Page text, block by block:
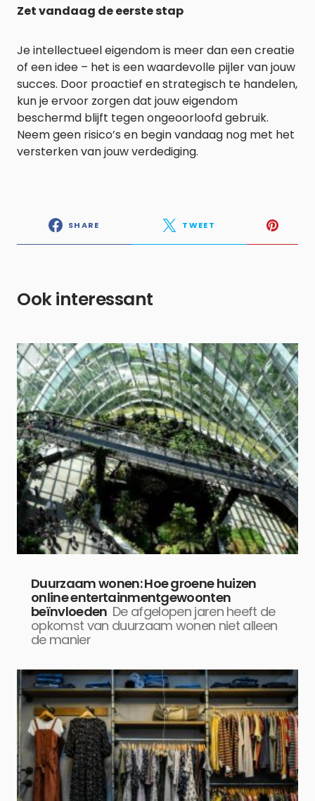
Zet vandaag de eerste stap
Je intellectueel eigendom is meer dan een creatie
of een idee – het is een waardevolle pijler van jouw
succes. Door proactief en strategisch te handelen,
kun je ervoor zorgen dat jouw eigendom
beschermd blijft tegen ongeoorloofd gebruik.
Neem geen risico’s en begin vandaag nog met het
versterken van jouw verdediging.
SHARE TWEET
Ook interessant
Duurzaam wonen: Hoe groene huizen
online entertainmentgewoonten
beïnvloeden De afgelopen jaren heeft de
opkomst van duurzaam wonen niet alleen
de manier